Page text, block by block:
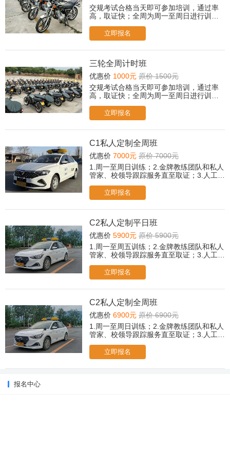
交规考试合格当天即可参加培训，通过率
高，取证快；全周为周一至周日进行训
立即报名
三轮全周计时班
优惠价 1000元 原价 1500元
交规考试合格当天即可参加培训，通过率
高，取证快；全周为周一至周日进行训
立即报名
C1私人定制全周班
优惠价 7000元 原价 7000元
1.周一至周日训练；2.金牌教练团队和私人
管家、校领导跟踪服务直至取证；3.人工
贵宾休息室茶歇、冷饮、小食；5.取证后，
赠送摩托车驾驶培训课程；6.所有科目免费
2次考前模拟；
立即报名
C2私人定制平日班
优惠价 5900元 原价 5900元
1.周一至周五训练；2.金牌教练团队和私人
管家、校领导跟踪服务直至取证；3.人工
贵宾休息室茶歇、冷饮、小食；5.取证后，
赠送摩托车驾驶培训课程；6.所有科目免费
2次考前模拟；（遇忙或无人接听可后台提
立即报名
C2私人定制全周班
优惠价 6900元 原价 6900元
1.周一至周日训练；2.金牌教练团队和私人
管家、校领导跟踪服务直至取证；3.人工
贵宾休息室茶歇、冷饮、小食；5.取证后，
赠送摩托车驾驶培训课程；6.所有科目免费
2次考前模拟；（遇忙或无人接听可后台提
立即报名
报名中心